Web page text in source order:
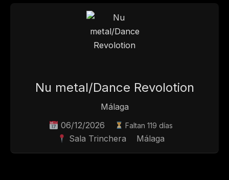
Nu metal/Dance Revolotion
Málaga
06/12/2026
Faltan 119 días
Sala Trinchera Málaga